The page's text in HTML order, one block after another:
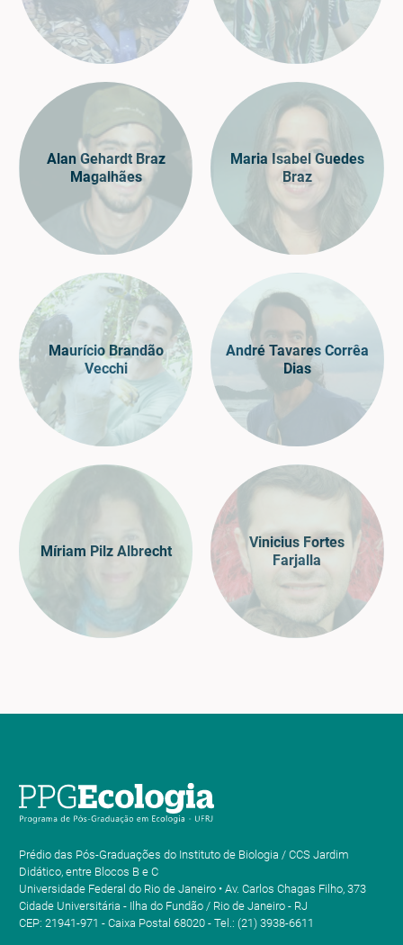
Alan Gehardt Braz
Magalhães
Maria Isabel Guedes
Braz
Maurício Brandão
Vecchi
André Tavares Corrêa
Dias
Míriam Pilz Albrecht
Vinicius Fortes
Farjalla
Prédio das Pós-Graduações do Instituto de Biologia / CCS Jardim
Didático, entre Blocos B e C
Universidade Federal do Rio de Janeiro • Av. Carlos Chagas Filho, 373
Cidade Universitária - Ilha do Fundão / Rio de Janeiro - RJ
CEP: 21941-971 - Caixa Postal 68020 - Tel.: (21) 3938-6611